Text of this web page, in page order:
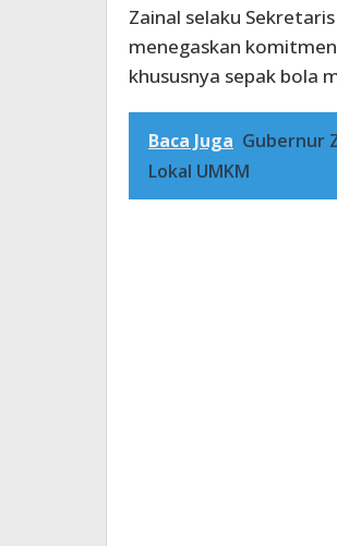
Zainal selaku
menegaskan
khususnya sepak bola
Baca Juga Gubernur
Lokal UMKM